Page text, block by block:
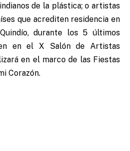
de la plástica; o artistas
que acrediten residencia en
durante los 5 últimos
en el X Salón de Artistas
en el marco de las Fiestas
Corazón.